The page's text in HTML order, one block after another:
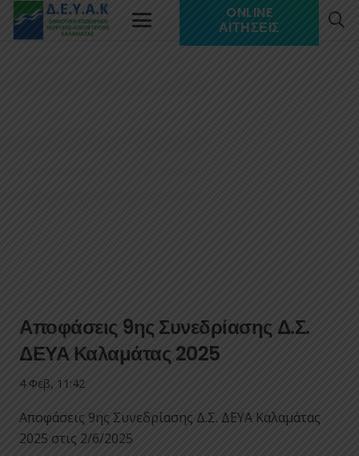
ONLINE
ΑΙΤΉΣΕΙΣ
Αποφάσεις 9ης Συνεδρίασης Δ.Σ.
ΔΕΥΑ Καλαμάτας 2025
4 Φεβ, 11:42
Αποφάσεις 9ης Συνεδρίασης Δ.Σ. ΔΕΥΑ Καλαμάτας
2025 στις 2/6/2025